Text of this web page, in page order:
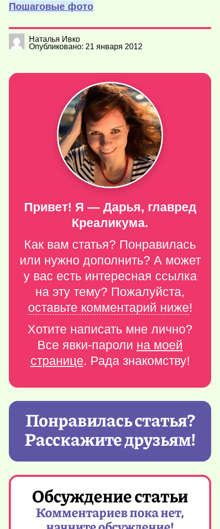
Пошаговые фото
Наталья Ивко
Опубликовано: 21 января 2012
Привет! Я — Дарья, главред
Креаликума.
Как вам статья? Понравилась
или нужно дополнить? А может
у вас есть интересная ссылка
на эту тему? Пожалуйста,
оставьте комментарий ниже!
Хотите написать мне лично?
Все явки-пароли на моей
странице. Рада знакомству!
Понравилась статья?
Расскажите друзьям!
Обсуждение статьи
Комментариев пока нет,